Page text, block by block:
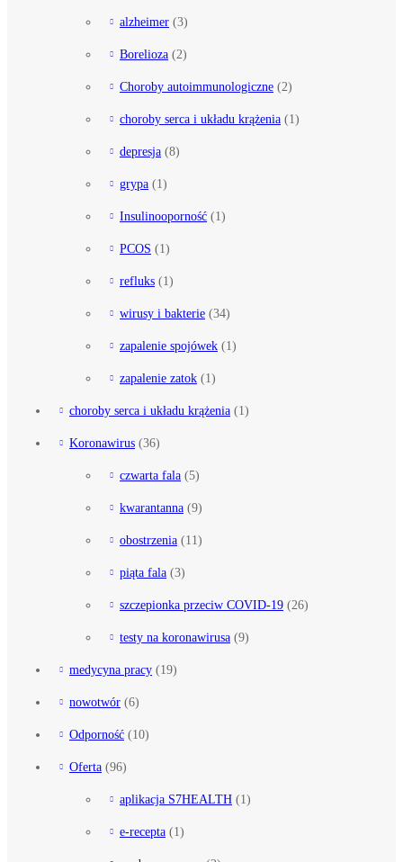
alzheimer (3)
Borelioza (2)
Choroby autoimmunologiczne (2)
choroby serca i układu krążenia (1)
depresja (8)
grypa (1)
Insulinooporność (1)
PCOS (1)
refluks (1)
wirusy i bakterie (34)
zapalenie spojówek (1)
zapalenie zatok (1)
choroby serca i układu krążenia (1)
Koronawirus (36)
czwarta fala (5)
kwarantanna (9)
obostrzenia (11)
piąta fala (3)
szczepionka przeciw COVID-19 (26)
testy na koronawirusa (9)
medycyna pracy (19)
nowotwór (6)
Odporność (10)
Oferta (96)
aplikacja S7HEALTH (1)
e-recepta (1)